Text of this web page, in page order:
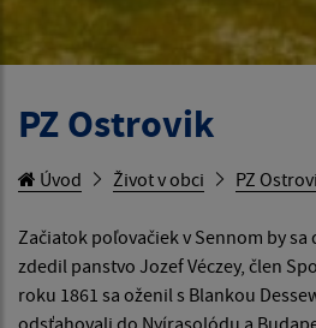
PZ Ostrovik
Úvod Život v obci PZ
Začiatok poľovačiek v Sennom by sa
zdedil panstvo Jozef Véczey, člen
roku 1861 sa oženil s Blankou
odsťahovali do Nyírasolódu a